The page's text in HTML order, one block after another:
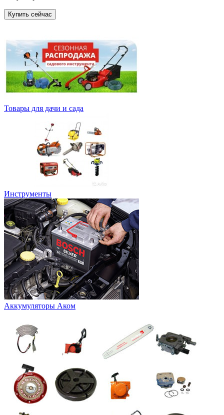
Купить сейчас
Товары для дачи и сада
Инструменты
Аккумуляторы Аком